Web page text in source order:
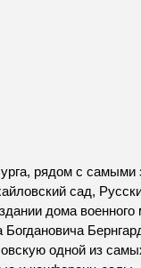
рядом с
сад,
дома военного
одной из